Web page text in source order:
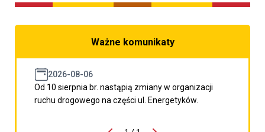
Ważne komunikaty
2026-08-06
Od 10 sierpnia br. nastąpią zmiany w organizacji
ruchu drogowego na części ul. Energetyków.
porzpedniego komunikatu